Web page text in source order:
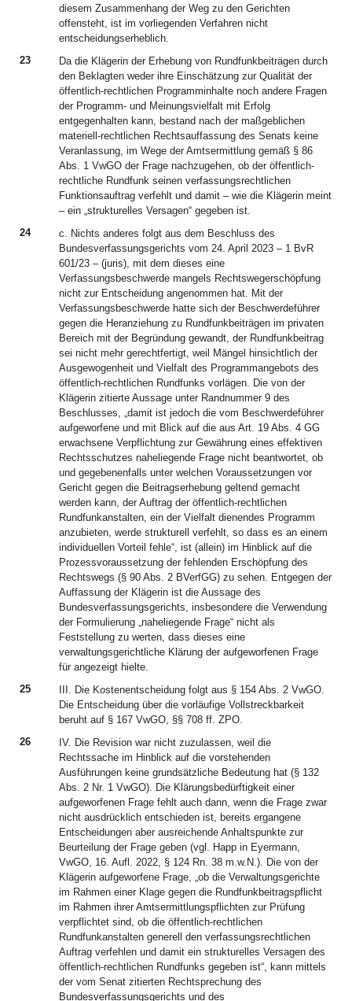
diesem Zusammenhang der Weg zu den Gerichten
offensteht, ist im vorliegenden Verfahren nicht
entscheidungserheblich.
23
Da die Klägerin der Erhebung von Rundfunkbeiträgen durch
den Beklagten weder ihre Einschätzung zur Qualität der
öffentlich-rechtlichen Programminhalte noch andere Fragen
der Programm- und Meinungsvielfalt mit Erfolg
entgegenhalten kann, bestand nach der maßgeblichen
materiell-rechtlichen Rechtsauffassung des Senats keine
Veranlassung, im Wege der Amtsermittlung gemäß § 86
Abs. 1 VwGO der Frage nachzugehen, ob der öffentlich-
rechtliche Rundfunk seinen verfassungsrechtlichen
Funktionsauftrag verfehlt und damit – wie die Klägerin meint
– ein „strukturelles Versagen“ gegeben ist.
24
c. Nichts anderes folgt aus dem Beschluss des
Bundesverfassungsgerichts vom 24. April 2023 – 1 BvR
601/23 – (juris), mit dem dieses eine
Verfassungsbeschwerde mangels Rechtswegerschöpfung
nicht zur Entscheidung angenommen hat. Mit der
Verfassungsbeschwerde hatte sich der Beschwerdeführer
gegen die Heranziehung zu Rundfunkbeiträgen im privaten
Bereich mit der Begründung gewandt, der Rundfunkbeitrag
sei nicht mehr gerechtfertigt, weil Mängel hinsichtlich der
Ausgewogenheit und Vielfalt des Programmangebots des
öffentlich-rechtlichen Rundfunks vorlägen. Die von der
Klägerin zitierte Aussage unter Randnummer 9 des
Beschlusses, „damit ist jedoch die vom Beschwerdeführer
aufgeworfene und mit Blick auf die aus Art. 19 Abs. 4 GG
erwachsene Verpflichtung zur Gewährung eines effektiven
Rechtsschutzes naheliegende Frage nicht beantwortet, ob
und gegebenenfalls unter welchen Voraussetzungen vor
Gericht gegen die Beitragserhebung geltend gemacht
werden kann, der Auftrag der öffentlich-rechtlichen
Rundfunkanstalten, ein der Vielfalt dienendes Programm
anzubieten, werde strukturell verfehlt, so dass es an einem
individuellen Vorteil fehle“, ist (allein) im Hinblick auf die
Prozessvoraussetzung der fehlenden Erschöpfung des
Rechtswegs (§ 90 Abs. 2 BVerfGG) zu sehen. Entgegen der
Auffassung der Klägerin ist die Aussage des
Bundesverfassungsgerichts, insbesondere die Verwendung
der Formulierung „naheliegende Frage“ nicht als
Feststellung zu werten, dass dieses eine
verwaltungsgerichtliche Klärung der aufgeworfenen Frage
für angezeigt hielte.
25
III. Die Kostenentscheidung folgt aus § 154 Abs. 2 VwGO.
Die Entscheidung über die vorläufige Vollstreckbarkeit
beruht auf § 167 VwGO, §§ 708 ff. ZPO.
26
IV. Die Revision war nicht zuzulassen, weil die
Rechtssache im Hinblick auf die vorstehenden
Ausführungen keine grundsätzliche Bedeutung hat (§ 132
Abs. 2 Nr. 1 VwGO). Die Klärungsbedürftigkeit einer
aufgeworfenen Frage fehlt auch dann, wenn die Frage zwar
nicht ausdrücklich entschieden ist, bereits ergangene
Entscheidungen aber ausreichende Anhaltspunkte zur
Beurteilung der Frage geben (vgl. Happ in Eyermann,
VwGO, 16. Aufl. 2022, § 124 Rn. 38 m.w.N.). Die von der
Klägerin aufgeworfene Frage, „ob die Verwaltungsgerichte
im Rahmen einer Klage gegen die Rundfunkbeitragspflicht
im Rahmen ihrer Amtsermittlungspflichten zur Prüfung
verpflichtet sind, ob die öffentlich-rechtlichen
Rundfunkanstalten generell den verfassungsrechtlichen
Auftrag verfehlen und damit ein strukturelles Versagen des
öffentlich-rechtlichen Rundfunks gegeben ist“, kann mittels
der vom Senat zitierten Rechtsprechung des
Bundesverfassungsgerichts und des